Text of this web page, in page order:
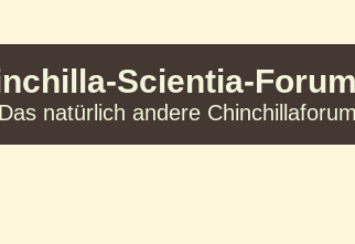
Scientia-
Das natürlich andere Chinchillaforum